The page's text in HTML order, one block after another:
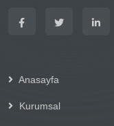
Anasayfa
Kurumsal